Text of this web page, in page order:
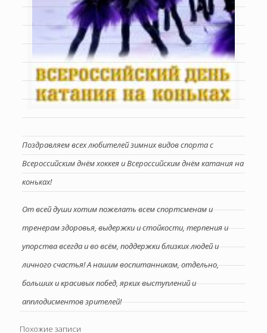
Поздравляем всех любителей зимних видов спорта с
Всероссийским днём хоккея и Всероссийским днём катания на
коньках!
От всей души хотим пожелать всем спортсменам и
тренерам здоровья, выдержки и стойкости, терпения и
упорства всегда и во всём, поддержки близких людей и
личного счастья! А нашим воспитанникам, отдельно,
больших и красивых побед, ярких выступлений и
апплодисментов зрителей!
Похожие записи